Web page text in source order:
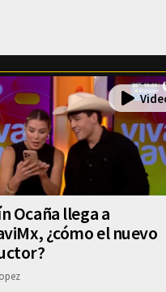
Ocaña llega a
¿cómo el nuevo